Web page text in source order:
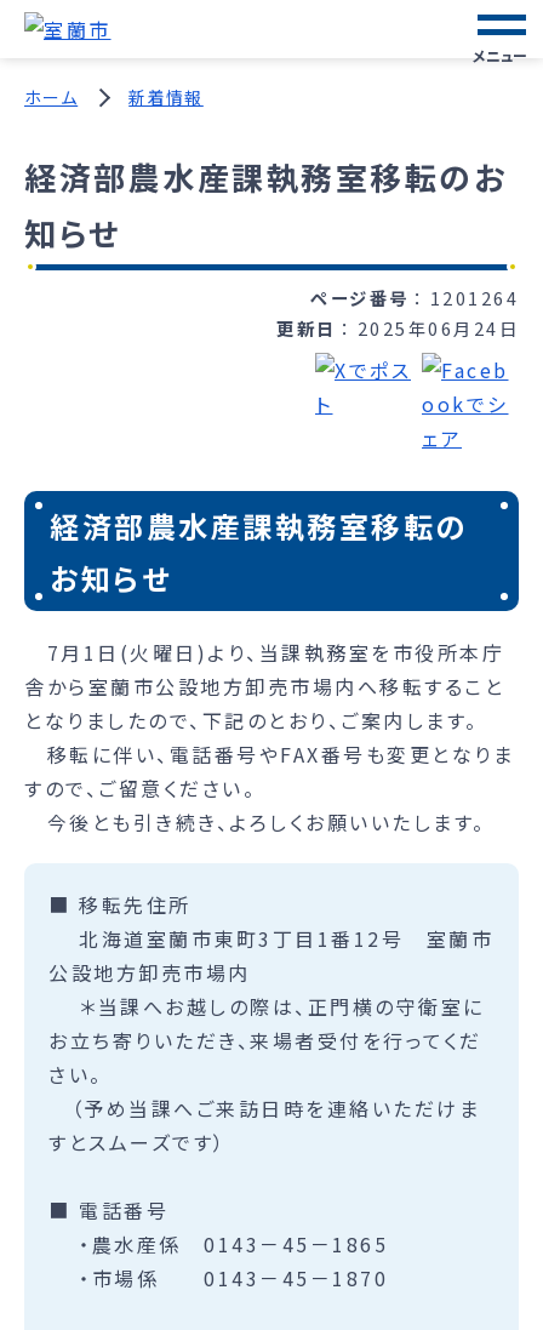
メニュー
ホーム 新着情報
経済部農水産課執務室移転のお
知らせ
ページ番号
1201264
更新日
2025年06月24日
経済部農水産課執務室移転の
お知らせ
7月1日(火曜日)より、当課執務室を市役所本庁
舎から室蘭市公設地方卸売市場内へ移転すること
となりましたので、下記のとおり、ご案内します。
移転に伴い、電話番号やFAX番号も変更となりま
すので、ご留意ください。
今後とも引き続き、よろしくお願いいたします。
■ 移転先住所
北海道室蘭市東町3丁目1番12号 室蘭市
公設地方卸売市場内
＊当課へお越しの際は、正門横の守衛室に
お立ち寄りいただき、来場者受付を行ってくだ
さい。
（予め当課へご来訪日時を連絡いただけま
すとスムーズです）
■ 電話番号
・農水産係 0143－45－1865
・市場係 0143－45－1870